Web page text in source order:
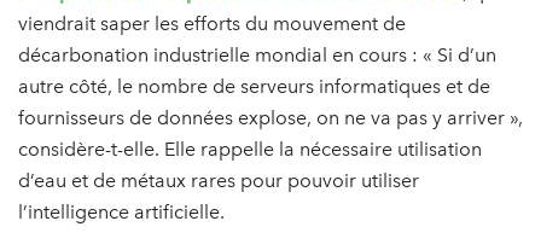
viendrait saper les efforts du mouvement de
décarbonation industrielle mondial en cours : « Si d’un
autre côté, le nombre de serveurs informatiques et de
fournisseurs de données explose, on ne va pas y arriver »,
considère-t-elle. Elle rappelle la nécessaire utilisation
d’eau et de métaux rares pour pouvoir utiliser
l’intelligence artificielle.